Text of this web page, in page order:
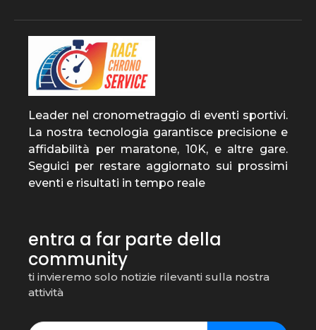
Leader nel cronometraggio di eventi sportivi.
La nostra tecnologia garantisce precisione e
affidabilità per maratone, 10K, e altre gare.
Seguici per restare aggiornato sui prossimi
eventi e risultati in tempo reale
entra a far parte della
community
ti invieremo solo notizie rilevanti sulla nostra
attività